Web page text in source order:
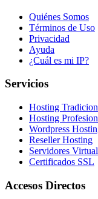
Quiénes Somos
Términos de Uso
Privacidad
Ayuda
¿Cuál es mi IP?
Servicios
Hosting
Hosting
Wordpress
Reseller Hosting
Servidores
Certificados SSL
Accesos Directos